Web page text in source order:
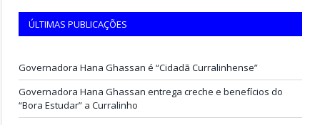
ÚLTIMAS PUBLICAÇÕES
Governadora Hana Ghassan é “Cidadã Curralinhense”
Governadora Hana Ghassan entrega creche e benefícios do
“Bora Estudar” a Curralinho